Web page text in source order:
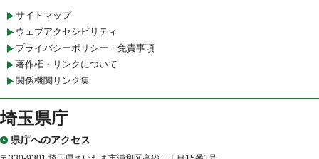
サイトマップ
ウェブアクセシビリティ
プライバシーポリシー・免責事項
著作権・リンクについて
関係機関リンク集
埼玉県庁
県庁へのアクセス